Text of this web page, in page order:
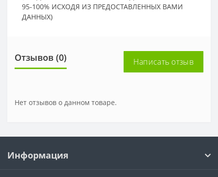
95-100% ИСХОДЯ ИЗ ПРЕДОСТАВЛЕННЫХ ВАМИ
ДАННЫХ)
Отзывов (0) Написать отзыв
Нет отзывов о данном товаре.
Информация